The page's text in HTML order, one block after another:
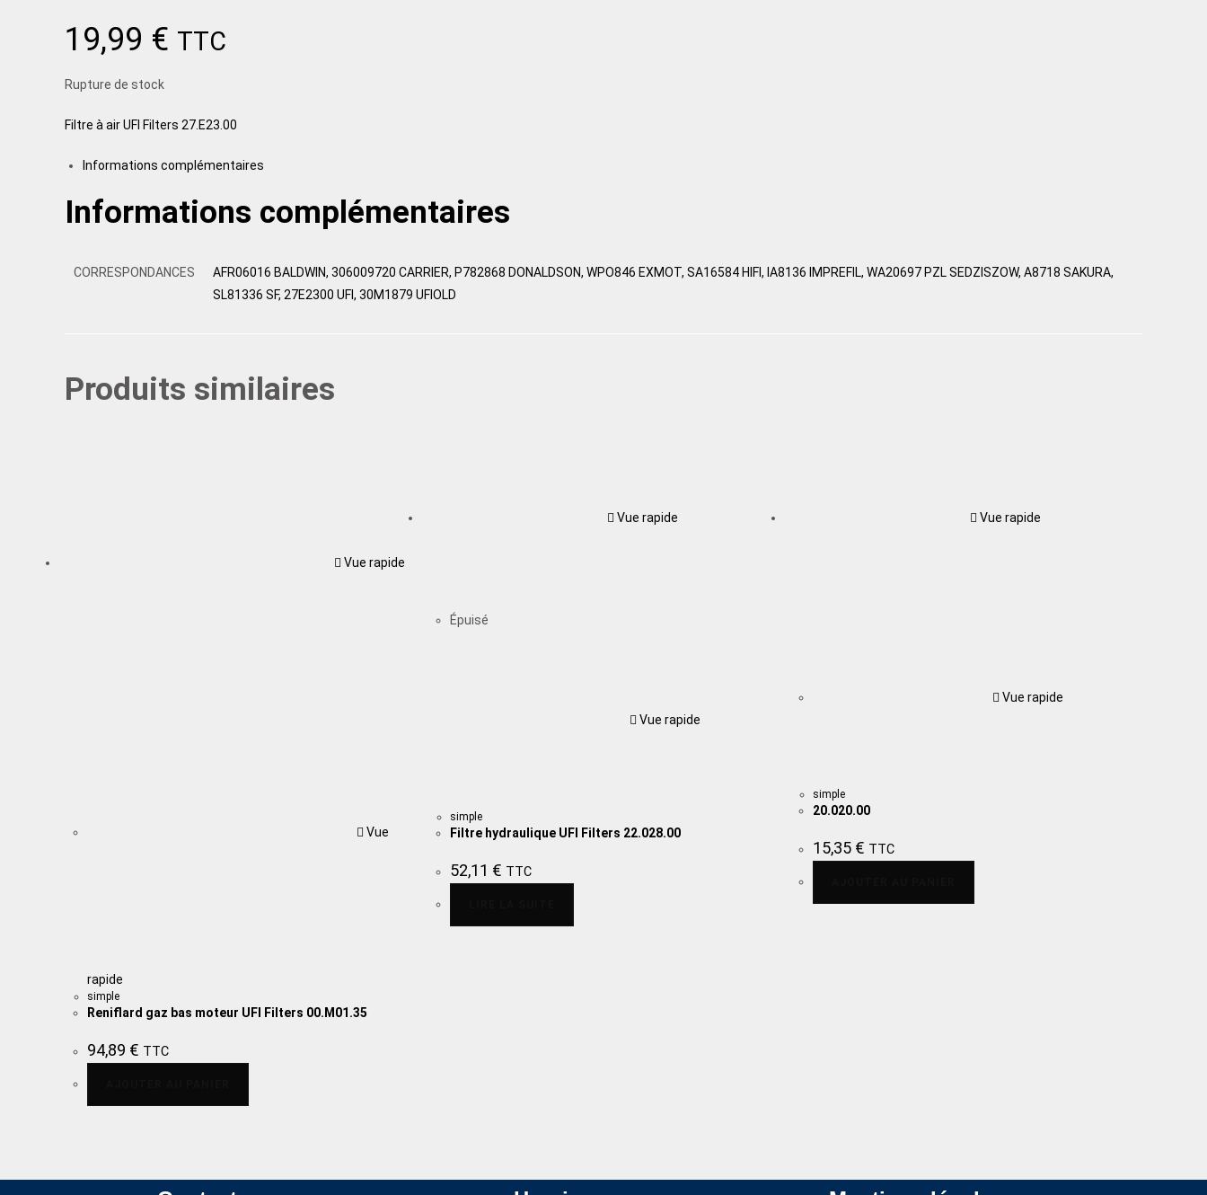
19,99 € TTC
Rupture de stock
Filtre à air UFI Filters 27.E23.00
Informations complémentaires
Informations complémentaires
CORRESPONDANCES
AFR06016 BALDWIN, 306009720 CARRIER, P782868 DONALDSON, WPO846 EXMOT, SA16584 HIFI, IA8136 IMPREFIL, WA20697 PZL SEDZISZOW, A8718 SAKURA,
SL81336 SF, 27E2300 UFI, 30M1879 UFIOLD
Produits similaires
Vue rapide
Vue
rapide
simple
Reniflard gaz bas moteur UFI Filters 00.M01.35
94,89 € TTC
Vue rapide
Épuisé
Vue rapide
simple
Filtre hydraulique UFI Filters 22.028.00
52,11 € TTC
Vue rapide
Vue rapide
simple
20.020.00
15,35 € TTC